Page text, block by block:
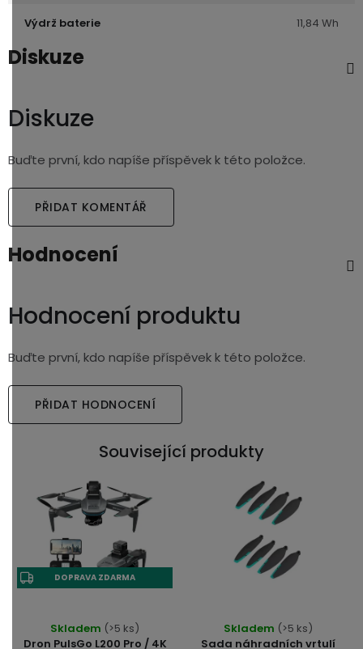
Výdrž baterie 11,84 Wh
Diskuze
Diskuze
Buďte první, kdo napíše příspěvek k této položce.
PŘIDAT KOMENTÁŘ
Hodnocení
Hodnocení produktu
Buďte první, kdo napíše příspěvek k této položce.
PŘIDAT HODNOCENÍ
Související produkty
DOPRAVA ZDARMA
Dron PulsGo L200 Pro / 4K
Skladem (>5 ks)
Sada náhradních vrtulí
Skladem (>5 ks)